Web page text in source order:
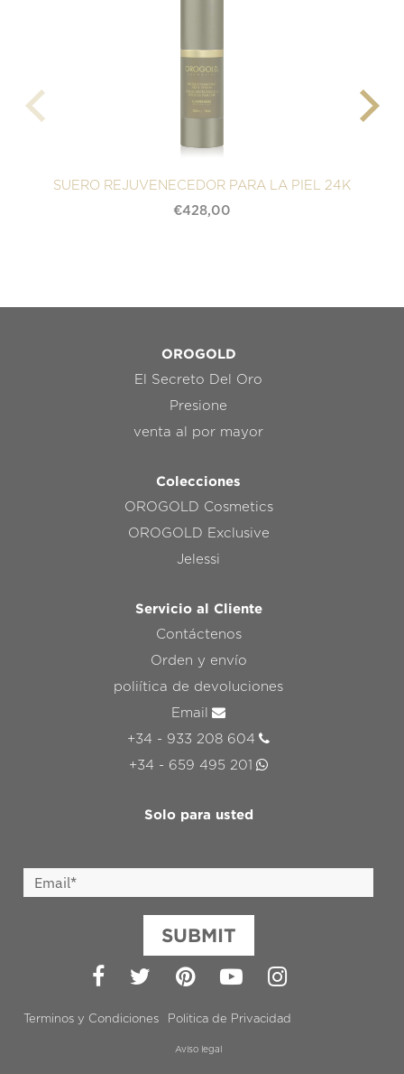
SUERO REJUVENECEDOR PARA LA PIEL 24K
€428,00
OROGOLD
El Secreto Del Oro
Presione
venta al por mayor
Colecciones
OROGOLD Cosmetics
OROGOLD Exclusive
Jelessi
Servicio al Cliente
Contáctenos
Orden y envío
poliítica de devoluciones
Email
+34 - 933 208 604
+34 - 659 495 201
Solo para usted
SUBMIT
Facebook
TwitterPinterest
YouTubeInstagram
Terminos y Condiciones Politica de Privacidad
Aviso legal